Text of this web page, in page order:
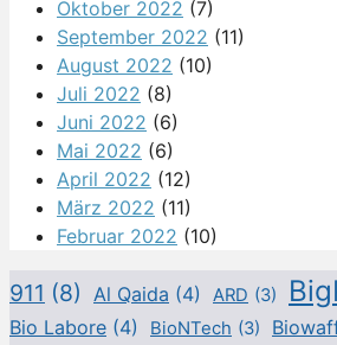
Oktober 2022 (7)
September 2022 (11)
August 2022 (10)
Juli 2022 (8)
Juni 2022 (6)
Mai 2022 (6)
April 2022 (12)
März 2022 (11)
Februar 2022 (10)
911 (8) Al Qaida (4) ARD (3)
Bio Labore (4) BioNTech (3)